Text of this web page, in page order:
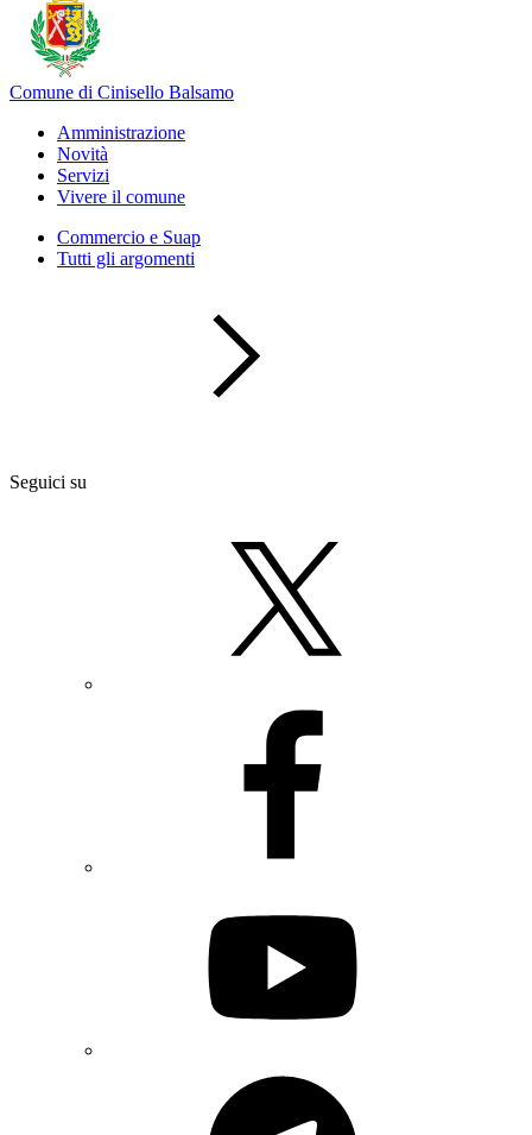
Comune di Cinisello Balsamo
Amministrazione
Novità
Servizi
Vivere il comune
Commercio e Suap
Tutti gli argomenti
Seguici su